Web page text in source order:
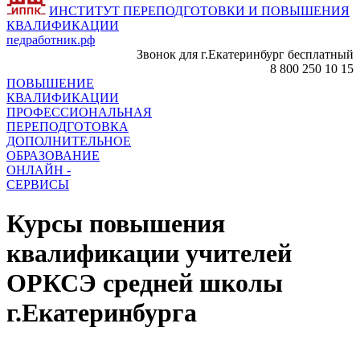
ИНСТИТУТ ПЕРЕПОДГОТОВКИ И ПОВЫШЕНИЯ
КВАЛИФИКАЦИИ
педработник.рф
Звонок для г.Екатеринбург бесплатный
8 800 250 10 15
ПОВЫШЕНИЕ
КВАЛИФИКАЦИИ
ПРОФЕССИОНАЛЬНАЯ
ПЕРЕПОДГОТОВКА
ДОПОЛНИТЕЛЬНОЕ
ОБРАЗОВАНИЕ
ОНЛАЙН -
СЕРВИСЫ
Курсы повышения
квалификации учителей
ОРКСЭ средней школы
г.Екатеринбурга